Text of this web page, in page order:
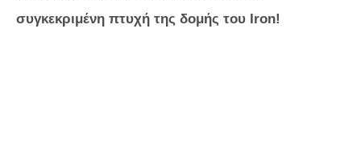
συγκεκριμένη πτυχή της δομής του Iron!